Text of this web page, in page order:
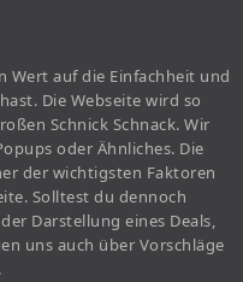
Wert auf die Einfachheit und
Die Webseite wird so
Schnick Schnack. Wir
oder Ähnliches. Die
der wichtigsten Faktoren
Solltest du dennoch
Darstellung eines Deals,
uns auch über Vorschläge